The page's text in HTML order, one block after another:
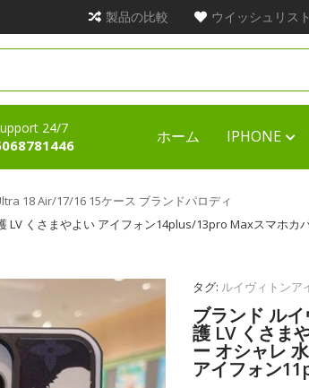
製品の比較 ウイッシュリス
24/7 ホーム IPHONE
18 Air/17/16 15ケース ブランドパロディ
くさまやよい アイフォン14plus/13pro Maxスマホ
タグ: ルイヴィトンア
ブランド ル
護 LV くさま
ー オシャレ
アイフォン